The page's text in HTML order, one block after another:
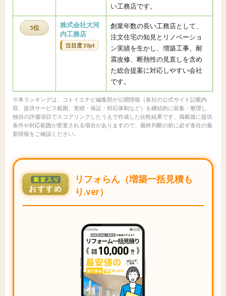
い工務店です。
5位
株式会社大河
内工務店
注目度 10pt
創業年数の長い工務店として、
注文住宅の知見とリノベーショ
ン実績を生かし、増築工事、耐
震改修、断熱性の見直しを含め
た総合提案に対応しやすい会社
です。
※本ランキングは、コトイエナビ編集部が公開情報（各社の公式サイト記載内
容、提供サービス範囲、実績・保証・対応体制など）を継続的に収集・整理し、
独自の評価項目でスコアリングしたうえで作成した比較結果です。掲載後に提供
条件や対応範囲が変更される場合がありますので、最終判断の前に必ず各社の最
新情報をご確認ください。
殿堂入り
おすすめ
リフォらん（増築一括見積も
り.ver）